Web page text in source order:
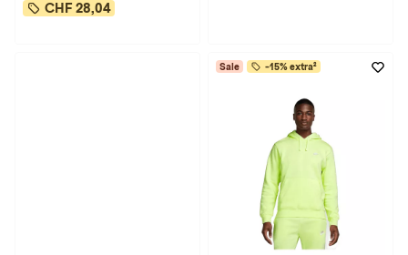
CHF 28,04
Sale -15% extra²